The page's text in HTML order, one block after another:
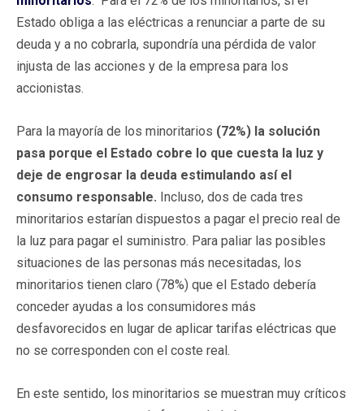
Estado obliga a las eléctricas a renunciar a parte de su
deuda y a no cobrarla, supondría una pérdida de valor
injusta de las acciones y de la empresa para los
accionistas.
Para la mayoría de los minoritarios (72%) la solución
pasa porque el Estado cobre lo que cuesta la luz y
deje de engrosar la deuda estimulando así el
consumo responsable. Incluso, dos de cada tres
minoritarios estarían dispuestos a pagar el precio real de
la luz para pagar el suministro. Para paliar las posibles
situaciones de las personas más necesitadas, los
minoritarios tienen claro (78%) que el Estado debería
conceder ayudas a los consumidores más
desfavorecidos en lugar de aplicar tarifas eléctricas que
no se corresponden con el coste real.
En este sentido, los minoritarios se muestran muy críticos